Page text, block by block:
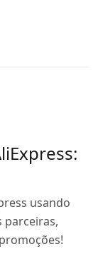
usando
parceiras,